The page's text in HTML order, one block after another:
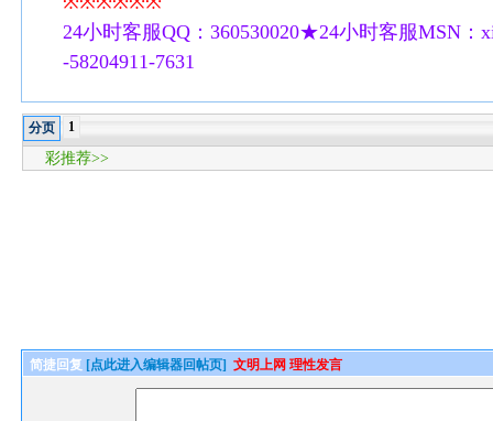
24小时客服QQ：360530020★24小时客服MSN
-58204911-7631
分页 1
彩推荐>>
简捷回复 [点此进入编辑器回帖页] 文明上网 理性发言